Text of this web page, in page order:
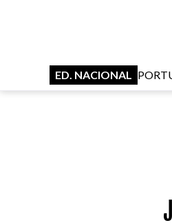
ED. NACIONAL